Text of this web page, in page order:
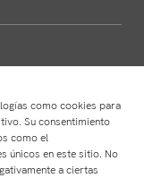
como cookies para
Su consentimiento
como el
únicos en este sitio. No
a ciertas